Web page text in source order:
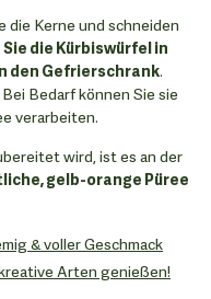
die Kerne und schneiden
Sie die Kürbiswürfel in
den Gefrierschrank.
Bedarf können Sie sie
verarbeiten.
wird, ist es an der
gelb-orange Püree
& voller Geschmack
Arten genießen!